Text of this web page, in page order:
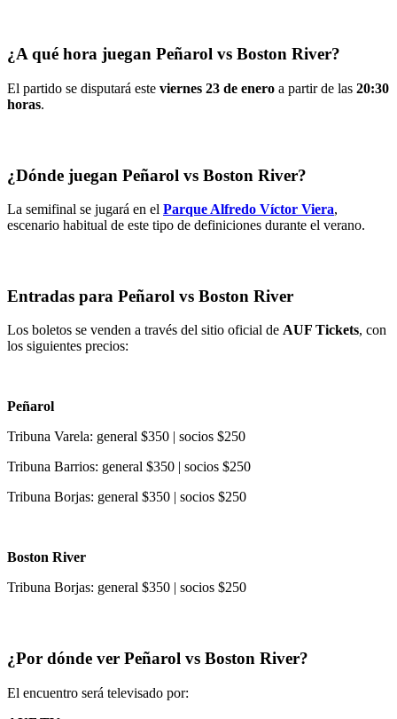
¿A qué hora juegan Peñarol vs Boston River?
El partido se disputará este viernes 23 de enero a partir de las 20:30
horas.
¿Dónde juegan Peñarol vs Boston River?
La semifinal se jugará en el Parque Alfredo Víctor Viera,
escenario habitual de este tipo de definiciones durante el verano.
Entradas para Peñarol vs Boston River
Los boletos se venden a través del sitio oficial de AUF Tickets, con
los siguientes precios:
Peñarol
Tribuna Varela: general $350 | socios $250
Tribuna Barrios: general $350 | socios $250
Tribuna Borjas: general $350 | socios $250
Boston River
Tribuna Borjas: general $350 | socios $250
¿Por dónde ver Peñarol vs Boston River?
El encuentro será televisado por: